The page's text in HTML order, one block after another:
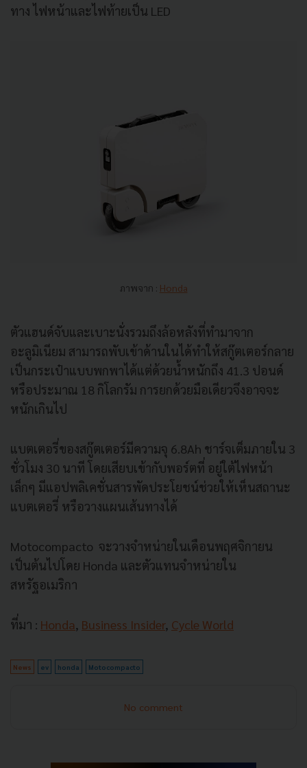
ทาง ไฟหน้าและไฟท้ายเป็น LED
ภาพจาก : Honda
ตัวแฮนด์จับและเบาะนั่งรวมถึงล้อหลังที่ทำมาจาก
อะลูมิเนียม สามารถพับเข้าด้านในได้ทำให้สกู๊ตเตอร์กลาย
เป็นกระเป๋าแบบพกพาได้แต่ด้วยน้ำหนักถึง 41.3 ปอนด์
หรือประมาณ 18 กิโลกรัม การยกด้วยมือเดียวจึงอาจจะ
หนักเกินไป
แบตเตอรี่ของสกู๊ตเตอร์มีความจุ 6.8Ah ชาร์จเต็มภายใน 3
ชั่วโมง 30 นาที โดยเสียบเข้ากับพอร์ตที่ อยู่ใต้ไฟหน้า
เล็กๆ มีแอปพลิเคชั่นสารพัดประโยชน์ช่วยให้เห็นสถานะ
แบตเตอรี่ หรือวางแผนเส้นทางได้
Motocompacto จะวางจำหน่ายในเดือนพฤศจิกายน
เป็นต้นไปโดย Honda และตัวแทนจำหน่ายใน
สหรัฐอเมริกา
ที่มา : Honda, Business Insider, Cycle World
News ev honda Motocompacto
No comment